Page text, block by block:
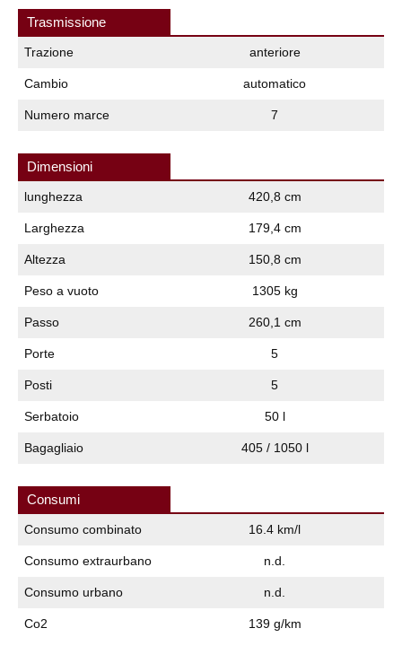
Trasmissione
Trazione anteriore
Cambio automatico
Numero marce 7
Dimensioni
lunghezza 420,8 cm
Larghezza 179,4 cm
Altezza 150,8 cm
Peso a vuoto 1305 kg
Passo 260,1 cm
Porte 5
Posti 5
Serbatoio 50 l
Bagagliaio 405 / 1050 l
Consumi
Consumo combinato 16.4 km/l
Consumo extraurbano n.d.
Consumo urbano n.d.
Co2 139 g/km